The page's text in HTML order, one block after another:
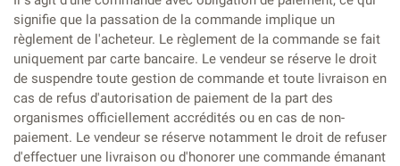
signifie que la passation de la commande implique un
règlement de l'acheteur. Le règlement de la commande se fait
uniquement par carte bancaire. Le vendeur se réserve le droit
de suspendre toute gestion de commande et toute livraison en
cas de refus d'autorisation de paiement de la part des
organismes officiellement accrédités ou en cas de non-
paiement. Le vendeur se réserve notamment le droit de refuser
d'effectuer une livraison ou d'honorer une commande émanant